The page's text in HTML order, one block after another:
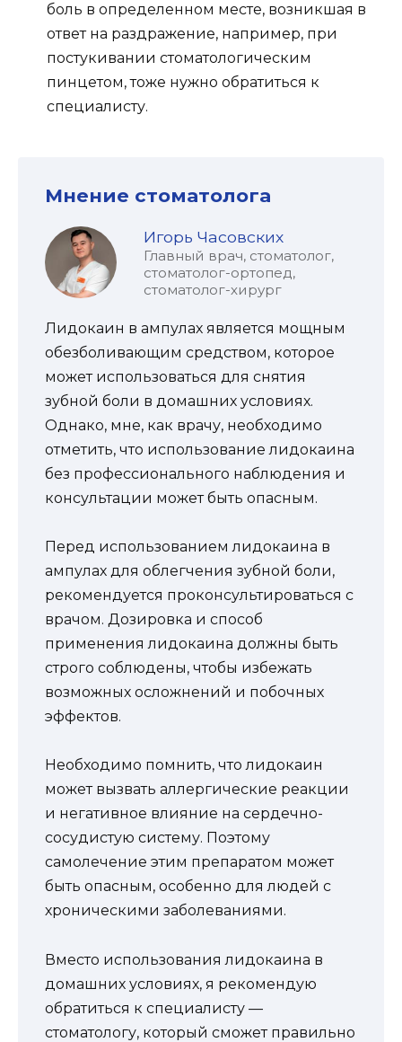
боль в определенном месте, возникшая в
ответ на раздражение, например, при
постукивании стоматологическим
пинцетом, тоже нужно обратиться к
специалисту.
Мнение стоматолога
Игорь Часовских
Главный врач, стоматолог,
стоматолог-ортопед,
стоматолог-хирург
Лидокаин в ампулах является мощным
обезболивающим средством, которое
может использоваться для снятия
зубной боли в домашних условиях.
Однако, мне, как врачу, необходимо
отметить, что использование лидокаина
без профессионального наблюдения и
консультации может быть опасным.
Перед использованием лидокаина в
ампулах для облегчения зубной боли,
рекомендуется проконсультироваться с
врачом. Дозировка и способ
применения лидокаина должны быть
строго соблюдены, чтобы избежать
возможных осложнений и побочных
эффектов.
Необходимо помнить, что лидокаин
может вызвать аллергические реакции
и негативное влияние на сердечно-
сосудистую систему. Поэтому
самолечение этим препаратом может
быть опасным, особенно для людей с
хроническими заболеваниями.
Вместо использования лидокаина в
домашних условиях, я рекомендую
обратиться к специалисту —
стоматологу, который сможет правильно